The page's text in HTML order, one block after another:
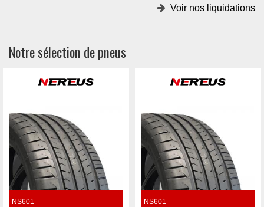
Voir nos liquidations
Notre sélection de pneus
NS601
NS601